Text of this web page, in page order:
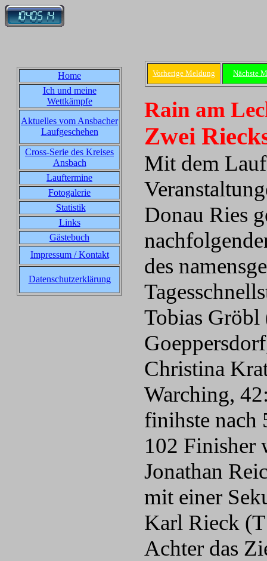
Home
Ich und meine
Wettkämpfe
Aktuelles vom Ansbacher
Laufgeschehen
Cross-Serie des Kreises
Ansbach
Lauftermine
Fotogalerie
Statistik
Links
Gästebuch
Impressum / Kontakt
Datenschutzerklärung
Vorherige Meldung Nächste
Rain am
Zwei
Mit dem
Donau Ries
des
Tobias
Christina
Warching,
finihste nach
102 Finisher
Jonathan
mit einer
Karl Rieck
Achter das